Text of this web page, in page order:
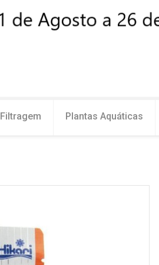
Filtragem Plantas Aquáticas